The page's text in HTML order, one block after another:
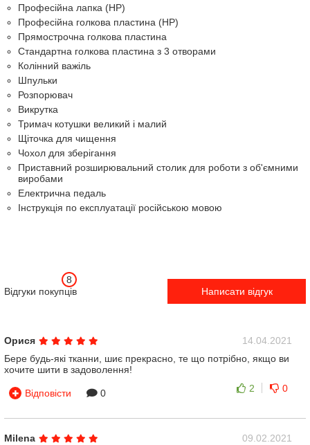
Професійна лапка (HP)
Професійна голкова пластина (HP)
Прямострочна голкова пластина
Стандартна голкова пластина з 3 отворами
Колінний важіль
Шпульки
Розпорювач
Викрутка
Тримач котушки великий і малий
Щіточка для чищення
Чохол для зберігання
Приставний розширювальний столик для роботи з об'ємними
виробами
Електрична педаль
Інструкція по експлуатації російською мовою
Відгуки покупців
8
Написати відгук
Орися
14.04.2021
Бере будь-які тканни, шиє прекрасно, те що потрібно, якщо ви
хочите шити в задоволення!
Відповісти 0 2 0
Milena
09.02.2021